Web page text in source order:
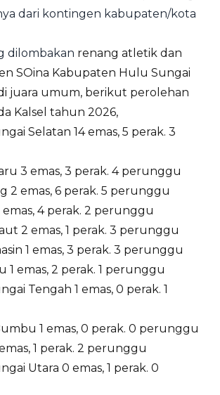
dari kontingen kabupaten/kota
dilombakan renang atletik dan
SOina Kabupaten Hulu Sungai
juara umum, berikut perolehan
Kalsel tahun 2026,
Selatan 14 emas, 5 perak. 3
3 emas, 3 perak. 4 perunggu
2 emas, 6 perak. 5 perunggu
emas, 4 perak. 2 perunggu
2 emas, 1 perak. 3 perunggu
1 emas, 3 perak. 3 perunggu
1 emas, 2 perak. 1 perunggu
Tengah 1 emas, 0 perak. 1
1 emas, 0 perak. 0 perunggu
1 perak. 2 perunggu
Utara 0 emas, 1 perak. 0